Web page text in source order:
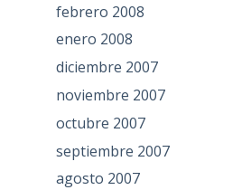
febrero 2008
enero 2008
diciembre 2007
noviembre 2007
octubre 2007
septiembre 2007
agosto 2007